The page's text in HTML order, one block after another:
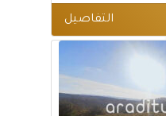
التفاصيل